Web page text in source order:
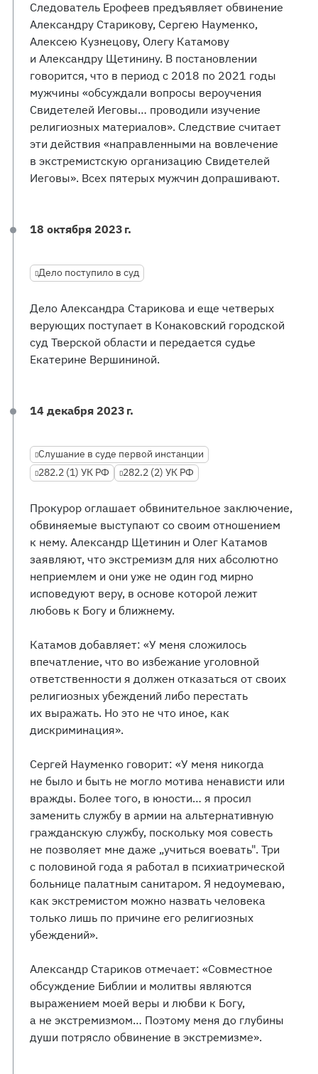
Следователь Ерофеев предъявляет обвинение
Александру Старикову, Сергею Науменко,
Алексею Кузнецову, Олегу Катамову
и Александру Щетинину. В постановлении
говорится, что в период с 2018 по 2021 годы
мужчины «обсуждали вопросы вероучения
Свидетелей Иеговы… проводили изучение
религиозных материалов». Следствие считает
эти действия «направленными на вовлечение
в экстремистскую организацию Свидетелей
Иеговы». Всех пятерых мужчин допрашивают.
18 октября 2023 г.
Дело поступило в суд
Дело Александра Старикова и еще четверых
верующих поступает в Конаковский городской
суд Тверской области и передается судье
Екатерине Вершининой.
14 декабря 2023 г.
Слушание в суде первой инстанции
282.2 (1) УК РФ
282.2 (2) УК РФ
Прокурор оглашает обвинительное заключение,
обвиняемые выступают со своим отношением
к нему. Александр Щетинин и Олег Катамов
заявляют, что экстремизм для них абсолютно
неприемлем и они уже не один год мирно
исповедуют веру, в основе которой лежит
любовь к Богу и ближнему.
Катамов добавляет: «У меня сложилось
впечатление, что во избежание уголовной
ответственности я должен отказаться от своих
религиозных убеждений либо перестать
их выражать. Но это не что иное, как
дискриминация».
Сергей Науменко говорит: «У меня никогда
не было и быть не могло мотива ненависти или
вражды. Более того, в юности… я просил
заменить службу в армии на альтернативную
гражданскую службу, поскольку моя совесть
не позволяет мне даже „учиться воевать". Три
с половиной года я работал в психиатрической
больнице палатным санитаром. Я недоумеваю,
как экстремистом можно назвать человека
только лишь по причине его религиозных
убеждений».
Александр Стариков отмечает: «Совместное
обсуждение Библии и молитвы являются
выражением моей веры и любви к Богу,
а не экстремизмом… Поэтому меня до глубины
души потрясло обвинение в экстремизме».